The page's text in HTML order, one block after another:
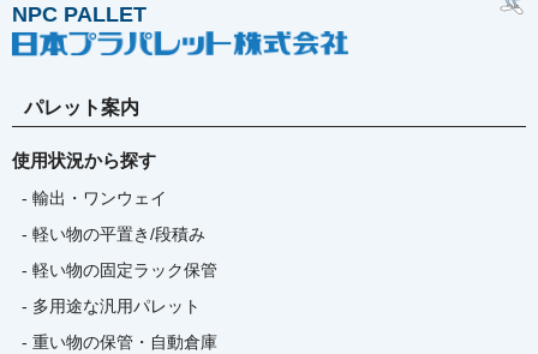
NPC PALLET
パレット案内
使用状況から探す
- 輸出・ワンウェイ
- 軽い物の平置き/段積み
- 軽い物の固定ラック保管
- 多用途な汎用パレット
- 重い物の保管・自動倉庫